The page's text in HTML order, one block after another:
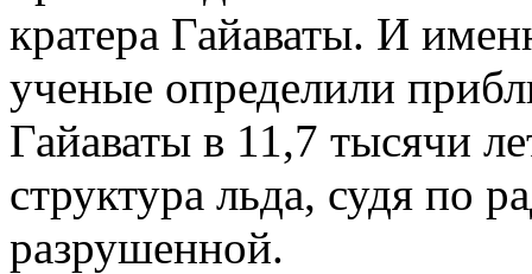
кратера Гайаваты. И
ученые определили
Гайаваты в 11,7 тысячи
структура льда, судя по
разрушенной.